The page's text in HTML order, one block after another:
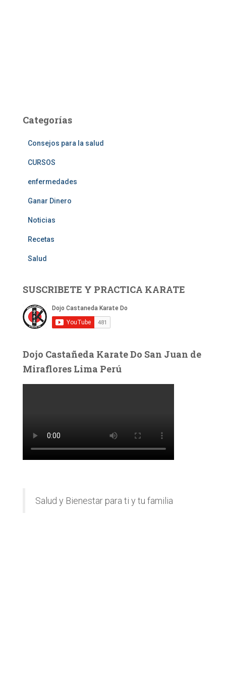
Categorías
Consejos para la salud
CURSOS
enfermedades
Ganar Dinero
Noticias
Recetas
Salud
SUSCRIBETE Y PRACTICA KARATE
Dojo Castañeda Karate Do San Juan de
Miraflores Lima Perú
Salud y Bienestar para ti y tu familia